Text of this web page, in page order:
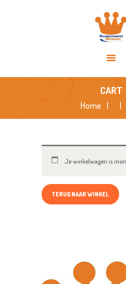
CART
Home
SPONSORS
CONTACT
Je winkelwagen is
TERUG NAAR WINKEL